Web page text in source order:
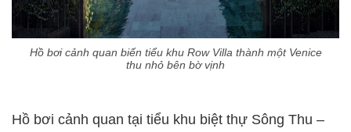
Hồ bơi cảnh quan biến tiểu khu Row Villa thành một Venice
thu nhỏ bên bờ vịnh
Hồ bơi cảnh quan tại tiểu khu biệt thự Sông Thu –